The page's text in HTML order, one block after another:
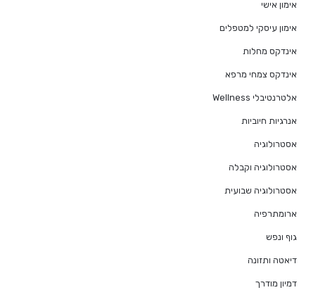
אימון אישי
אימון עיסקי למטפלים
אינדקס מחלות
אינדקס צמחי מרפא
אלטרנטיבלי Wellness
אנרגיות חיוביות
אסטרולוגיה
אסטרולוגיה וקבלה
אסטרולוגיה שבועית
ארומתרפיה
גוף ונפש
דיאטה ותזונה
דמיון מודרך